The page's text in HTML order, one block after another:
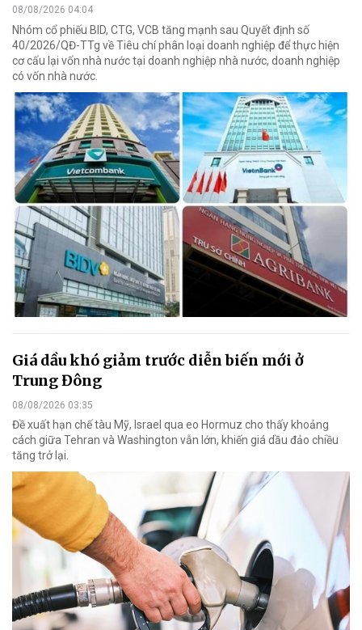
08/08/2026 04:04
Nhóm cổ phiếu BID, CTG, VCB tăng mạnh sau Quyết định số
40/2026/QĐ-TTg về Tiêu chí phân loại doanh nghiệp để thực hiện
cơ cấu lại vốn nhà nước tại doanh nghiệp nhà nước, doanh nghiệp
có vốn nhà nước.
Giá dầu khó giảm trước diễn biến mới ở
Trung Đông
08/08/2026 03:35
Đề xuất hạn chế tàu Mỹ, Israel qua eo Hormuz cho thấy khoảng
cách giữa Tehran và Washington vẫn lớn, khiến giá dầu đảo chiều
tăng trở lại.